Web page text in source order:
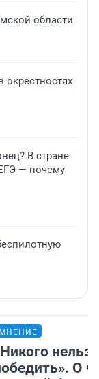
области
В стране
— почему
МНЕНИЕ
нельзя
О